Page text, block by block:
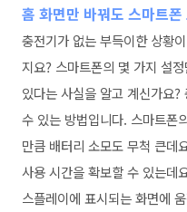
홈 화면만 바꿔도 스마트
충전기가 없는 부득이한 상황
지요? 스마트폰의 몇 가지 설
있다는 사실을 알고 계신가요
수 있는 방법입니다. 스마트폰
만큼 배터리 소모도 무척 큰데
사용 시간을 확보할 수 있는데
스플레이에 표시되는 화면에